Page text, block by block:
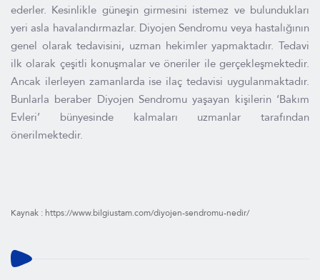
ederler. Kesinlikle güneşin girmesini istemez ve bulundukları
yeri asla havalandırmazlar. Diyojen Sendromu veya hastalığının
genel olarak tedavisini, uzman hekimler yapmaktadır. Tedavi
ilk olarak çeşitli konuşmalar ve öneriler ile gerçekleşmektedir.
Ancak ilerleyen zamanlarda ise ilaç tedavisi uygulanmaktadır.
Bunlarla beraber Diyojen Sendromu yaşayan kişilerin ‘Bakım
Evleri’ bünyesinde kalmaları uzmanlar tarafından
önerilmektedir.
Kaynak : https://www.bilgiustam.com/diyojen-sendromu-nedir/